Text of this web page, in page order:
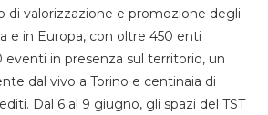
di valorizzazione e promozione degli
e in Europa, con oltre 450 enti
eventi in presenza sul territorio, un
dal vivo a Torino e centinaia di
Dal 6 al 9 giugno, gli spazi del TST